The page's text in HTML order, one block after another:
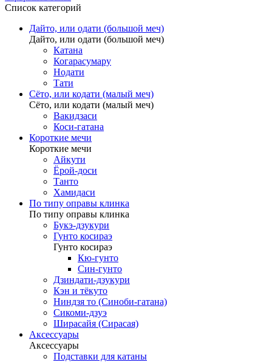
Список категорий
Дайто, или одати (большой меч)
Дайто, или одати (большой меч)
Катана
Когарасумару
Нодати
Тати
Сёто, или кодати (малый меч)
Сёто, или кодати (малый меч)
Вакидзаси
Коси-гатана
Короткие мечи
Короткие мечи
Айкути
Ёрой-доси
Танто
Хамидаси
По типу оправы клинка
По типу оправы клинка
Букэ-дзукури
Гунто косираэ
Гунто косираэ
Кю-гунто
Син-гунто
Дзиндати-дзукури
Кэн и тёкуто
Ниндзя то (Синоби-гатана)
Сикоми-дзуэ
Ширасайя (Сирасая)
Аксессуары
Аксессуары
Подставки для катаны